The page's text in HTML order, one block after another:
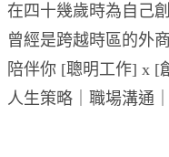
在四十幾歲時為自己
曾經是跨越時區的外
陪伴你 [聰明工作] x [
人生策略｜職場溝通